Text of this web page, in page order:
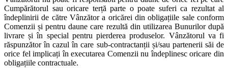
Cumpărătorul sau oricare terță parte o poate suferi ca rezultat al
îndeplinirii de către Vânzător a oricărei din obligațiile sale conform
Comenzii și pentru daune care rezultă din utilizarea Bunurilor după
livrare și în special pentru pierderea produselor. Vânzătorul va fi
răspunzător în cazul în care sub-contractanții și/sau partenerii săi de
orice fel implicați în executarea Comenzii nu îndeplinesc oricare din
obligațiile contractuale.